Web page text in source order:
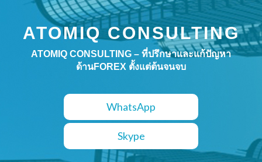
ATOMIQ CONSULTING
ATOMIQ CONSULTING – ที่ปรึกษาและแก้ปัญหา
ด้านFOREX ตั้งแต่ต้นจนจบ
WhatsApp
Skype